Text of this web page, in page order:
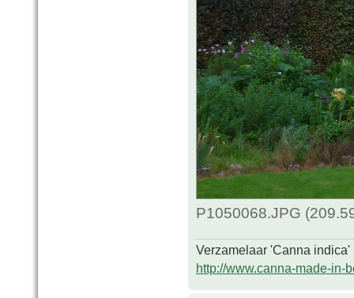
P1050068.JPG
Verzamelaar 'Canna indica'
http://www.canna-made-in-